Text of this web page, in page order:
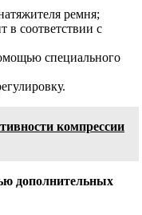
ремня;
в соответствии с
специального
компрессии
дополнительных